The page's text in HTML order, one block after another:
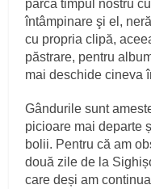
parcă timpul nostru
întâmpinare şi el,
cu propria clipă,
păstrare, pentru
mai deschide cineva
Gândurile sunt
picioare mai departe
bolii. Pentru că am
două zile de la
care deși am